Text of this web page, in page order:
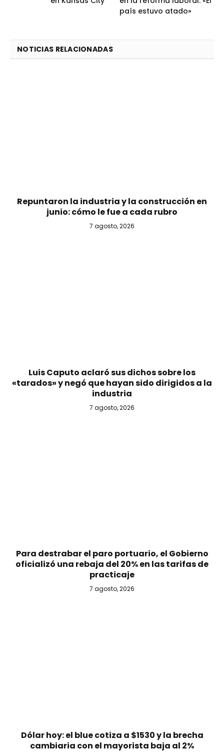
país estuvo atado»
NOTICIAS RELACIONADAS
Repuntaron la industria y la construcción en
junio: cómo le fue a cada rubro
7 agosto, 2026
Luis Caputo aclaró sus dichos sobre los
«tarados» y negó que hayan sido dirigidos a la
industria
7 agosto, 2026
Para destrabar el paro portuario, el Gobierno
oficializó una rebaja del 20% en las tarifas de
practicaje
7 agosto, 2026
Dólar hoy: el blue cotiza a $1530 y la brecha
cambiaria con el mayorista baja al 2%